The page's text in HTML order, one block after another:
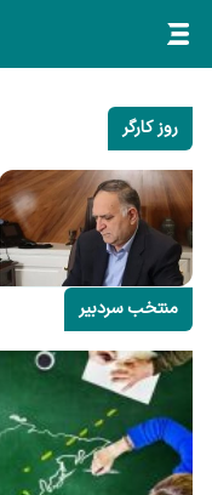
روز کارگر
منتخب سردبیر